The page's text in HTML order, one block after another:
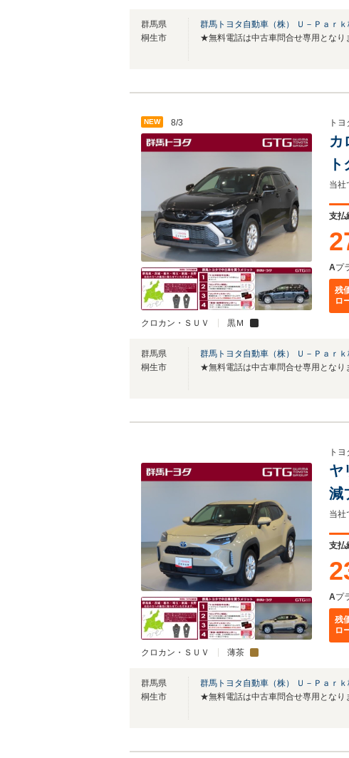
群馬県
桐生市
群馬トヨタ自動車（株） Ｕ－Ｐａｒ
NEW 8/3
クロカン・ＳＵＶ 黒Ｍ
トヨ
カ
装
グ
当社
支払
Aプ
残
ロ
群馬県
桐生市
群馬トヨタ自動車（株） Ｕ－Ｐａｒ
クロカン・ＳＵＶ 薄茶
トヨ
ヤ
減
レ
ド
当社
支払
Aプ
残
ロ
群馬県
桐生市
群馬トヨタ自動車（株） Ｕ－Ｐａｒ